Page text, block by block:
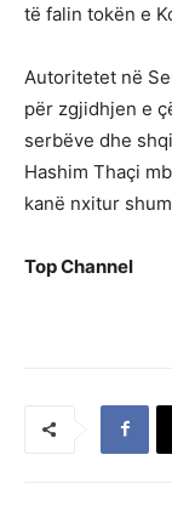
të falin tokën e
Autoritetet në
për zgjidhjen e
serbëve dhe
Hashim Thaçi
kanë nxitur
Top Channel